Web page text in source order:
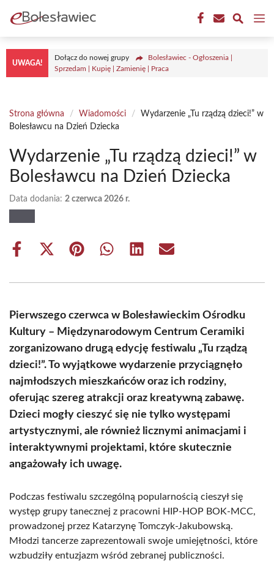
treści
UWAGA!
Dołącz do nowej grupy
Bolesławiec - Ogłoszenia |
Sprzedam | Kupię | Zamienię | Praca
Strona główna / Wiadomości /
Wydarzenie „Tu rządzą dzieci!” w
Bolesławcu na Dzień Dziecka
Wydarzenie „Tu rządzą dzieci!” w
Bolesławcu na Dzień Dziecka
Data dodania: 2 czerwca 2026 r.
Share
Share
(Twitter)
Share Share Share Share
Pierwszego czerwca w Bolesławieckim Ośrodku
Kultury – Międzynarodowym Centrum Ceramiki
zorganizowano drugą edycję festiwalu „Tu rządzą
dzieci!”. To wyjątkowe wydarzenie przyciągnęło
najmłodszych mieszkańców oraz ich rodziny,
oferując szereg atrakcji oraz kreatywną zabawę.
Dzieci mogły cieszyć się nie tylko występami
artystycznymi, ale również licznymi animacjami i
interaktywnymi projektami, które skutecznie
angażowały ich uwagę.
Podczas festiwalu szczególną popularnością cieszył się
występ grupy tanecznej z pracowni HIP-HOP BOK-MCC,
prowadzonej przez Katarzynę Tomczyk-Jakubowską.
Młodzi tancerze zaprezentowali swoje umiejętności, które
wzbudziły entuzjazm wśród zebranej publiczności.